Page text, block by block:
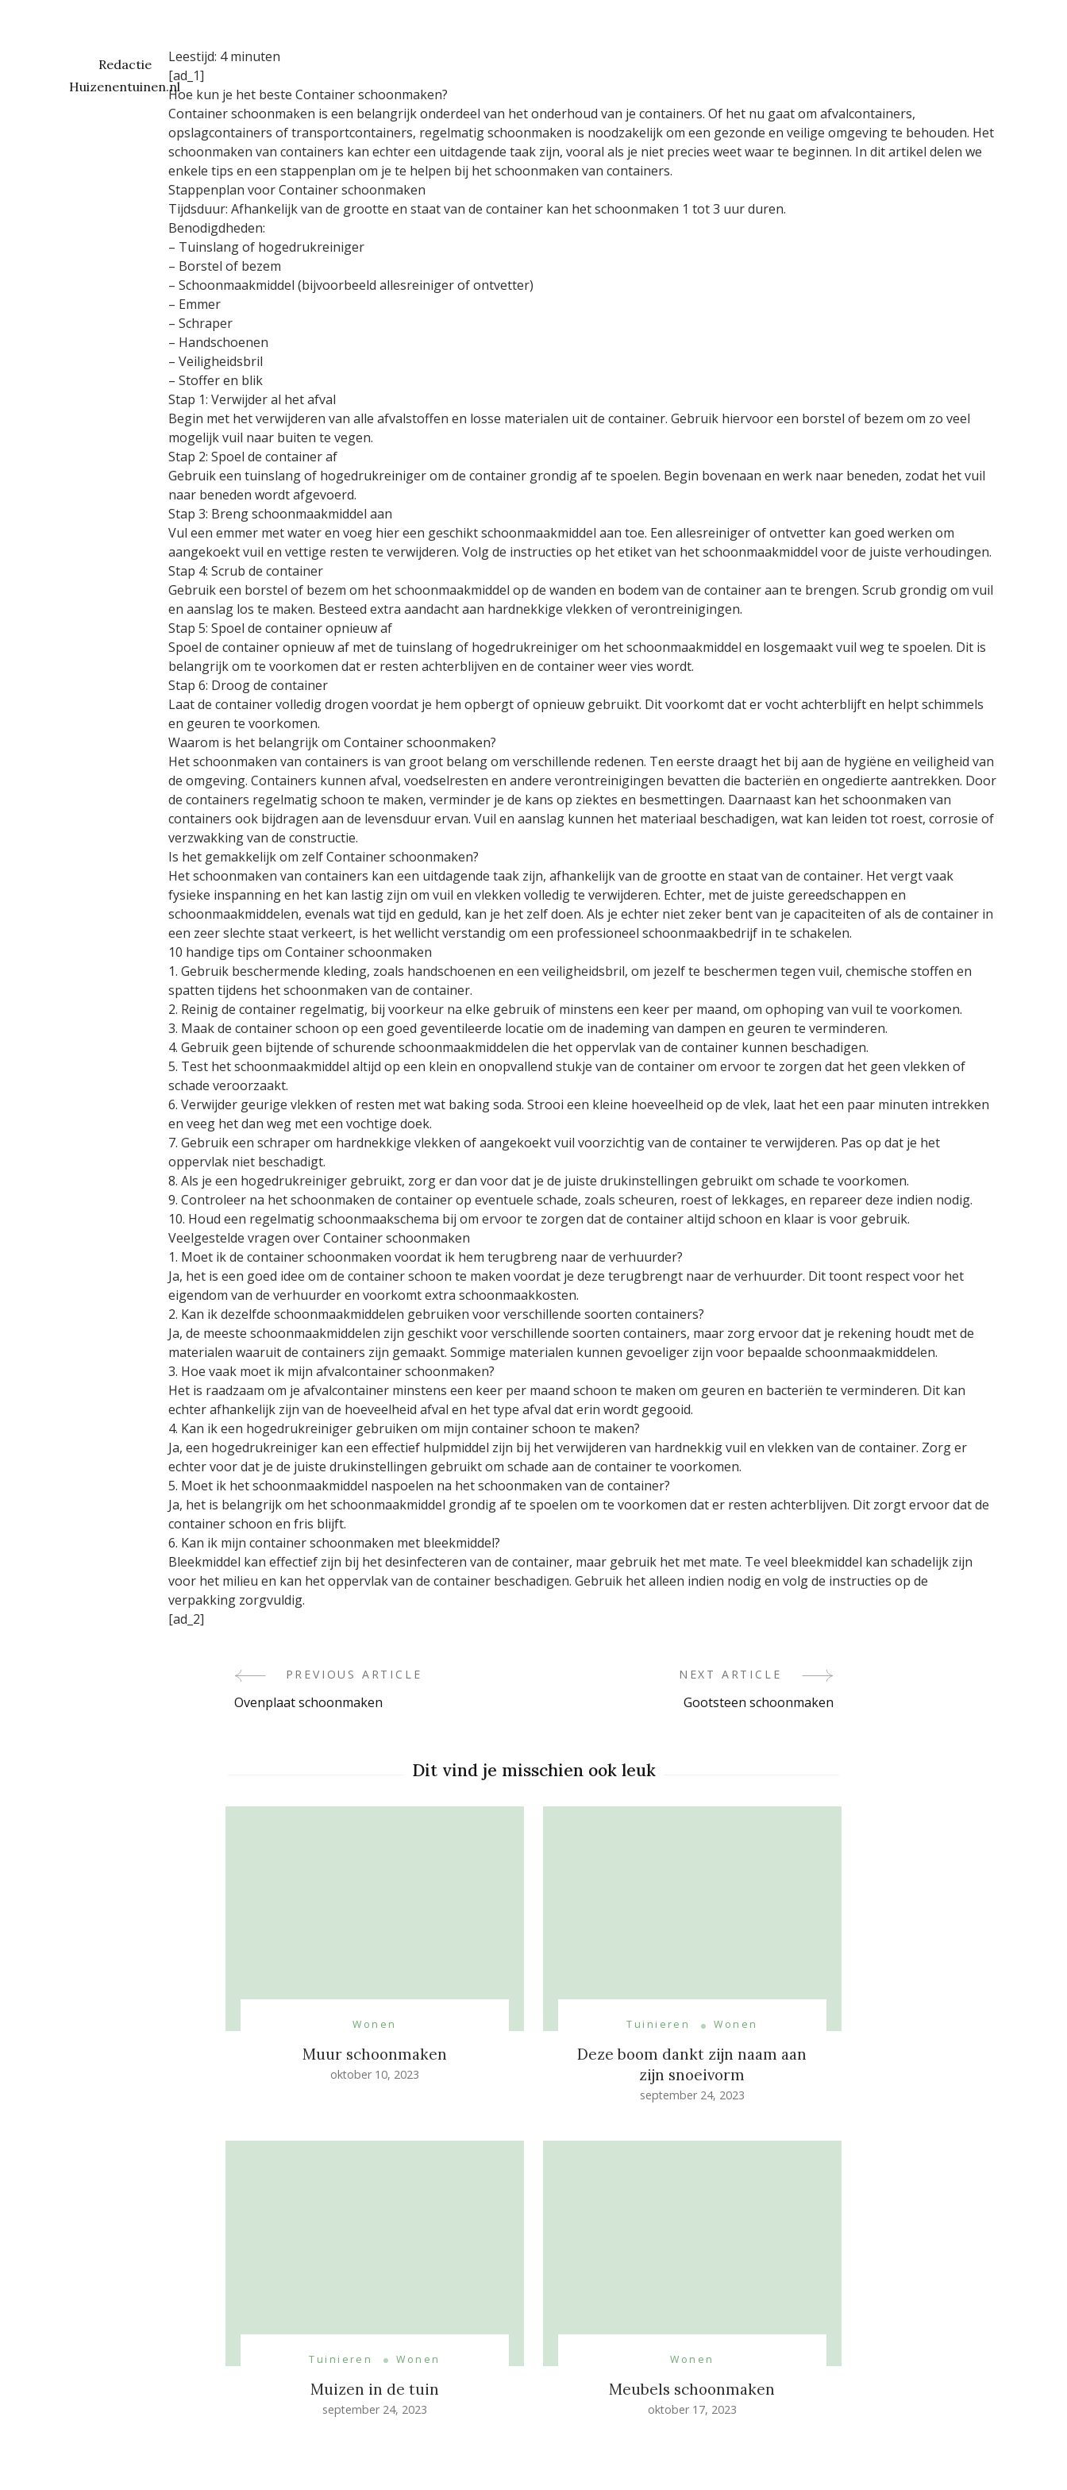
Redactie
Huizenentuinen.nl
Leestijd: 4 minuten
[ad_1]
Hoe kun je het beste Container schoonmaken?
Container schoonmaken is een belangrijk onderdeel van het onderhoud van je containers. Of het nu gaat om afvalcontainers,
opslagcontainers of transportcontainers, regelmatig schoonmaken is noodzakelijk om een gezonde en veilige omgeving te behouden. Het
schoonmaken van containers kan echter een uitdagende taak zijn, vooral als je niet precies weet waar te beginnen. In dit artikel delen we
enkele tips en een stappenplan om je te helpen bij het schoonmaken van containers.
Stappenplan voor Container schoonmaken
Tijdsduur: Afhankelijk van de grootte en staat van de container kan het schoonmaken 1 tot 3 uur duren.
Benodigdheden:
– Tuinslang of hogedrukreiniger
– Borstel of bezem
– Schoonmaakmiddel (bijvoorbeeld allesreiniger of ontvetter)
– Emmer
– Schraper
– Handschoenen
– Veiligheidsbril
– Stoffer en blik
Stap 1: Verwijder al het afval
Begin met het verwijderen van alle afvalstoffen en losse materialen uit de container. Gebruik hiervoor een borstel of bezem om zo veel
mogelijk vuil naar buiten te vegen.
Stap 2: Spoel de container af
Gebruik een tuinslang of hogedrukreiniger om de container grondig af te spoelen. Begin bovenaan en werk naar beneden, zodat het vuil
naar beneden wordt afgevoerd.
Stap 3: Breng schoonmaakmiddel aan
Vul een emmer met water en voeg hier een geschikt schoonmaakmiddel aan toe. Een allesreiniger of ontvetter kan goed werken om
aangekoekt vuil en vettige resten te verwijderen. Volg de instructies op het etiket van het schoonmaakmiddel voor de juiste verhoudingen.
Stap 4: Scrub de container
Gebruik een borstel of bezem om het schoonmaakmiddel op de wanden en bodem van de container aan te brengen. Scrub grondig om vuil
en aanslag los te maken. Besteed extra aandacht aan hardnekkige vlekken of verontreinigingen.
Stap 5: Spoel de container opnieuw af
Spoel de container opnieuw af met de tuinslang of hogedrukreiniger om het schoonmaakmiddel en losgemaakt vuil weg te spoelen. Dit is
belangrijk om te voorkomen dat er resten achterblijven en de container weer vies wordt.
Stap 6: Droog de container
Laat de container volledig drogen voordat je hem opbergt of opnieuw gebruikt. Dit voorkomt dat er vocht achterblijft en helpt schimmels
en geuren te voorkomen.
Waarom is het belangrijk om Container schoonmaken?
Het schoonmaken van containers is van groot belang om verschillende redenen. Ten eerste draagt het bij aan de hygiëne en veiligheid van
de omgeving. Containers kunnen afval, voedselresten en andere verontreinigingen bevatten die bacteriën en ongedierte aantrekken. Door
de containers regelmatig schoon te maken, verminder je de kans op ziektes en besmettingen. Daarnaast kan het schoonmaken van
containers ook bijdragen aan de levensduur ervan. Vuil en aanslag kunnen het materiaal beschadigen, wat kan leiden tot roest, corrosie of
verzwakking van de constructie.
Is het gemakkelijk om zelf Container schoonmaken?
Het schoonmaken van containers kan een uitdagende taak zijn, afhankelijk van de grootte en staat van de container. Het vergt vaak
fysieke inspanning en het kan lastig zijn om vuil en vlekken volledig te verwijderen. Echter, met de juiste gereedschappen en
schoonmaakmiddelen, evenals wat tijd en geduld, kan je het zelf doen. Als je echter niet zeker bent van je capaciteiten of als de container in
een zeer slechte staat verkeert, is het wellicht verstandig om een professioneel schoonmaakbedrijf in te schakelen.
10 handige tips om Container schoonmaken
1. Gebruik beschermende kleding, zoals handschoenen en een veiligheidsbril, om jezelf te beschermen tegen vuil, chemische stoffen en
spatten tijdens het schoonmaken van de container.
2. Reinig de container regelmatig, bij voorkeur na elke gebruik of minstens een keer per maand, om ophoping van vuil te voorkomen.
3. Maak de container schoon op een goed geventileerde locatie om de inademing van dampen en geuren te verminderen.
4. Gebruik geen bijtende of schurende schoonmaakmiddelen die het oppervlak van de container kunnen beschadigen.
5. Test het schoonmaakmiddel altijd op een klein en onopvallend stukje van de container om ervoor te zorgen dat het geen vlekken of
schade veroorzaakt.
6. Verwijder geurige vlekken of resten met wat baking soda. Strooi een kleine hoeveelheid op de vlek, laat het een paar minuten intrekken
en veeg het dan weg met een vochtige doek.
7. Gebruik een schraper om hardnekkige vlekken of aangekoekt vuil voorzichtig van de container te verwijderen. Pas op dat je het
oppervlak niet beschadigt.
8. Als je een hogedrukreiniger gebruikt, zorg er dan voor dat je de juiste drukinstellingen gebruikt om schade te voorkomen.
9. Controleer na het schoonmaken de container op eventuele schade, zoals scheuren, roest of lekkages, en repareer deze indien nodig.
10. Houd een regelmatig schoonmaakschema bij om ervoor te zorgen dat de container altijd schoon en klaar is voor gebruik.
Veelgestelde vragen over Container schoonmaken
1. Moet ik de container schoonmaken voordat ik hem terugbreng naar de verhuurder?
Ja, het is een goed idee om de container schoon te maken voordat je deze terugbrengt naar de verhuurder. Dit toont respect voor het
eigendom van de verhuurder en voorkomt extra schoonmaakkosten.
2. Kan ik dezelfde schoonmaakmiddelen gebruiken voor verschillende soorten containers?
Ja, de meeste schoonmaakmiddelen zijn geschikt voor verschillende soorten containers, maar zorg ervoor dat je rekening houdt met de
materialen waaruit de containers zijn gemaakt. Sommige materialen kunnen gevoeliger zijn voor bepaalde schoonmaakmiddelen.
3. Hoe vaak moet ik mijn afvalcontainer schoonmaken?
Het is raadzaam om je afvalcontainer minstens een keer per maand schoon te maken om geuren en bacteriën te verminderen. Dit kan
echter afhankelijk zijn van de hoeveelheid afval en het type afval dat erin wordt gegooid.
4. Kan ik een hogedrukreiniger gebruiken om mijn container schoon te maken?
Ja, een hogedrukreiniger kan een effectief hulpmiddel zijn bij het verwijderen van hardnekkig vuil en vlekken van de container. Zorg er
echter voor dat je de juiste drukinstellingen gebruikt om schade aan de container te voorkomen.
5. Moet ik het schoonmaakmiddel naspoelen na het schoonmaken van de container?
Ja, het is belangrijk om het schoonmaakmiddel grondig af te spoelen om te voorkomen dat er resten achterblijven. Dit zorgt ervoor dat de
container schoon en fris blijft.
6. Kan ik mijn container schoonmaken met bleekmiddel?
Bleekmiddel kan effectief zijn bij het desinfecteren van de container, maar gebruik het met mate. Te veel bleekmiddel kan schadelijk zijn
voor het milieu en kan het oppervlak van de container beschadigen. Gebruik het alleen indien nodig en volg de instructies op de
verpakking zorgvuldig.
[ad_2]
Post
Navigation
PREVIOUS ARTICLE
Ovenplaat schoonmaken
NEXT ARTICLE
Gootsteen schoonmaken
Dit vind je misschien ook leuk
Wonen
Muur schoonmaken
oktober 10, 2023
Tuinieren Wonen
Deze boom dankt zijn naam aan
zijn snoeivorm
september 24, 2023
Tuinieren Wonen
Muizen in de tuin
september 24, 2023
Wonen
Meubels schoonmaken
oktober 17, 2023